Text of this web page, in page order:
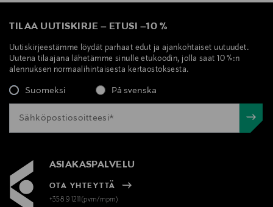
TILAA UUTISKIRJE – ETUSI –10 %
Uutiskirjeestämme löydät parhaat edut ja ajankohtaiset uutuudet.
Uutena tilaajana lähetämme sinulle etukoodin, jolla saat 10 %:n
alennuksen normaalihintaisesta kertaostoksesta.
Suomeksi På svenska
ASIAKASPALVELU
OTA YHTEYTTÄ
+358 9 1211(pvm/mpm)